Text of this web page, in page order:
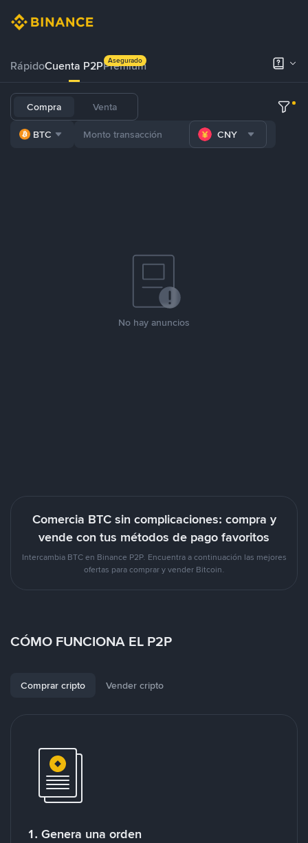
RápidoCuenta P2PPrémium
Asegurado
Compra Venta
BTC CNY
No hay anuncios
Comercia BTC sin complicaciones: compra y
vende con tus métodos de pago favoritos
Intercambia BTC en Binance P2P. Encuentra a continuación las mejores
ofertas para comprar y vender Bitcoin.
CÓMO FUNCIONA EL P2P
Comprar cripto Vender cripto
1. Genera una orden